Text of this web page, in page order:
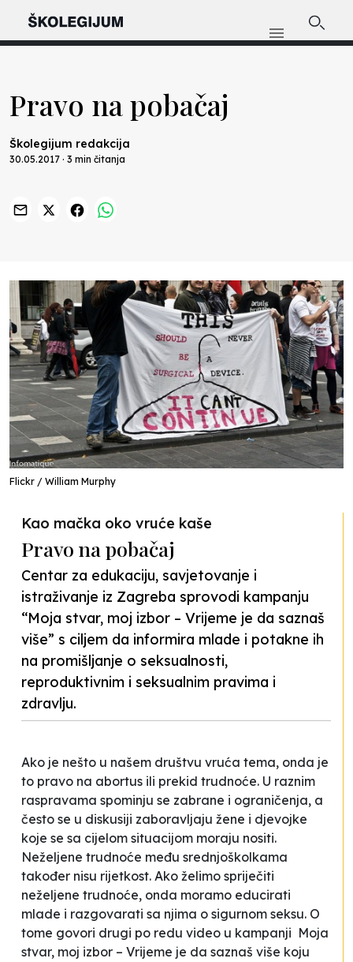
Pravo na pobačaj
Školegijum redakcija
30.05.2017 · 3 min čitanja
Flickr / William Murphy
Kao mačka oko vruće kaše
Pravo na pobačaj
Centar za edukaciju, savjetovanje i
istraživanje iz Zagreba sprovodi kampanju
“Moja stvar, moj izbor – Vrijeme je da saznaš
više” s ciljem da informira mlade i potakne ih
na promišljanje o seksualnosti,
reproduktivnim i seksualnim pravima i
zdravlju.
Ako je nešto u našem društvu vruća tema, onda je
to pravo na abortus ili prekid trudnoće. U raznim
raspravama spominju se zabrane i ograničenja, a
često se u diskusiji zaboravljaju žene i djevojke
koje se sa cijelom situacijom moraju nositi.
Neželjene trudnoće među srednjoškolkama
također nisu rijetkost. Ako želimo spriječiti
neželjene trudnoće, onda moramo educirati
mlade i razgovarati sa njima o sigurnom seksu. O
tome govori drugi po redu video u kampanji Moja
stvar, moj izbor – Vrijeme je da saznaš više koju